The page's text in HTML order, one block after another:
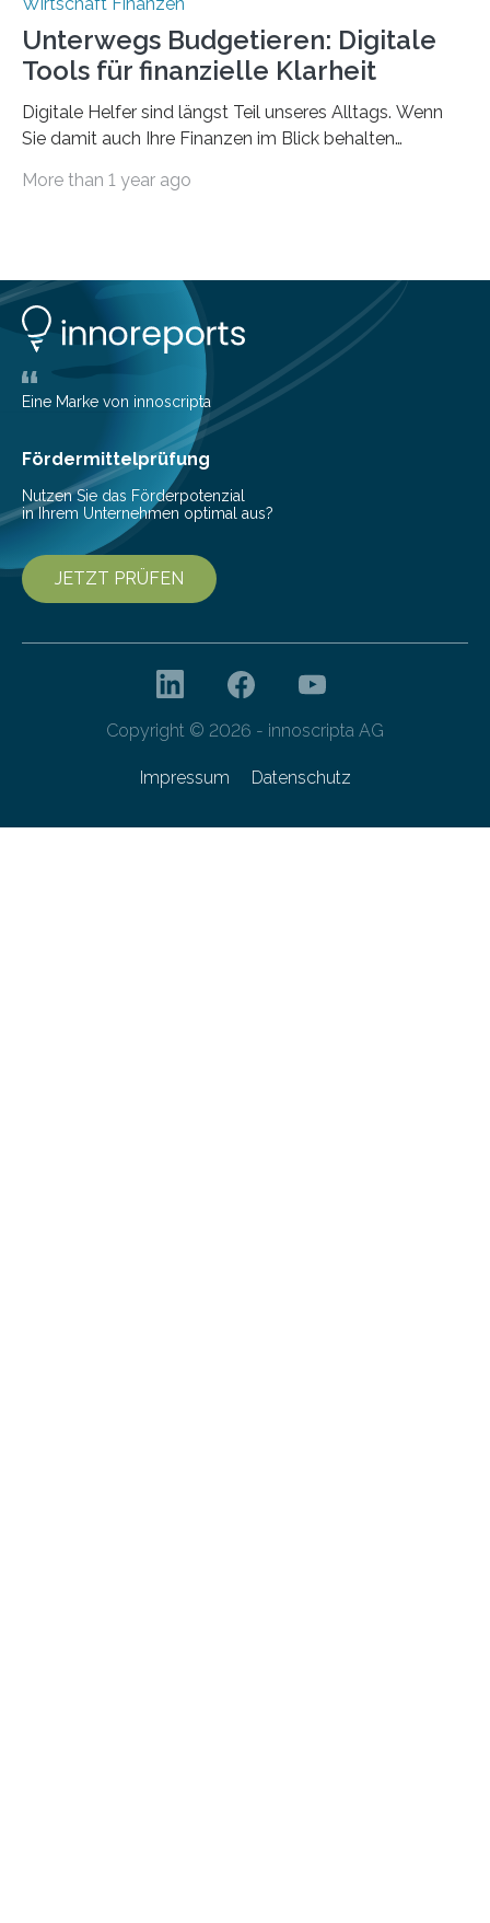
Unterwegs Budgetieren: Digitale
Tools für finanzielle Klarheit
Digitale Helfer sind längst Teil unseres Alltags. Wenn
Sie damit auch Ihre Finanzen im Blick behalten
die genau das ermöglichen: Sie helfen Ihnen, Ausgaben
Lösungen interessieren. 1. Multibanking-Tools: Alle
Konten auf einen Blick Viele Banken bieten bereits in
ihrem Online-Banking eine Multibanking-Funktion an,
mit der sich Konten bei anderen Banken…
More than 1 year ago
Eine Marke von innoscripta
Fördermittelprüfung
Nutzen Sie das Förderpotenzial
in Ihrem Unternehmen optimal aus?
JETZT PRÜFEN
Copyright © 2026 - innoscripta AG
Impressum Datenschutz